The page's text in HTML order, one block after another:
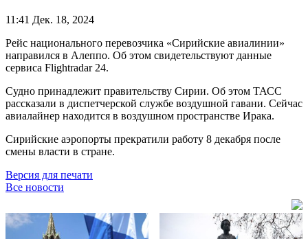
11:41 Дек. 18, 2024
Рейс национального перевозчика «Сирийские авиалинии»
направился в Алеппо. Об этом свидетельствуют данные
сервиса Flightradar 24.
Судно принадлежит правительству Сирии. Об этом ТАСС
рассказали в диспетчерской службе воздушной гавани. Сейчас
авиалайнер находится в воздушном пространстве Ирака.
Сирийские аэропорты прекратили работу 8 декабря после
смены власти в стране.
Версия для печати
Все новости